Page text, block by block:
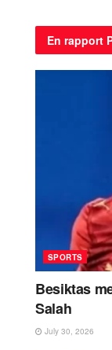
En rapport
SPORTS
Besiktas
Salah
July 30, 2026